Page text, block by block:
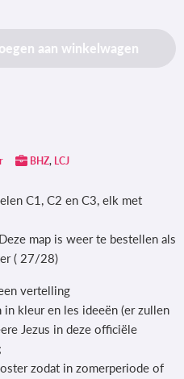
aan winkelwagen
BHZ, LCJ
C1, C2 en C3, elk met
map is weer te bestellen als
( 27/28)
vertelling
kleur en les ideeën (er zullen
Jezus in deze officiële
zodat in zomerperiode of